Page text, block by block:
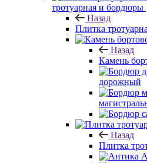
тротуарная и бордюры
Назад
Плитка
Назад
Камень
дорожный
Назад
Плитка